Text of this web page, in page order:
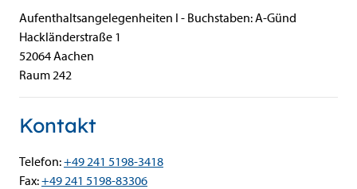
Aufenthaltsangelegenheiten I - Buchstaben: A-Günd
Hackländerstraße 1
52064Aachen
Raum 242
Kontakt
Telefon:+49 241 5198-3418
Fax:+49 241 5198-83306